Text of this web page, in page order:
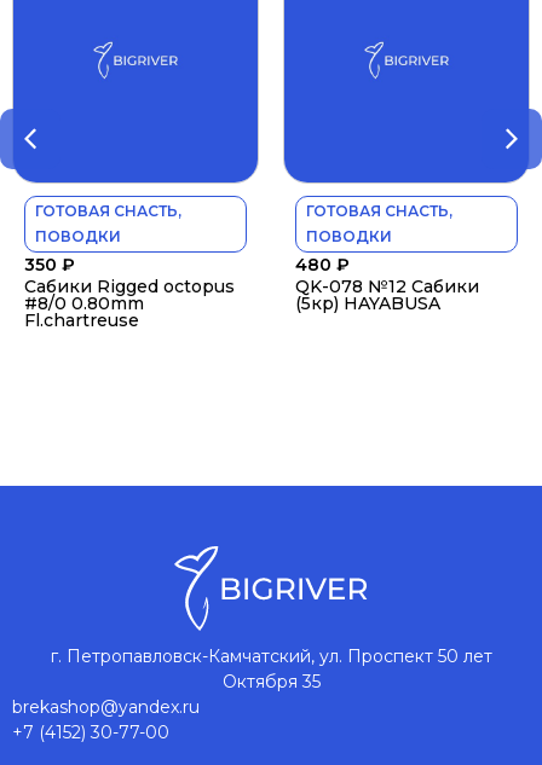
ГОТОВАЯ СНАСТЬ,
ПОВОДКИ
350 ₽
Сабики Rigged octopus
#8/0 0.80mm
Fl.chartreuse
ГОТОВАЯ СНАСТЬ,
ПОВОДКИ
480 ₽
QK-078 №12 Сабики
(5кр) HAYABUSA
г. Петропавловск-Камчатский, ул. Проспект 50 лет
Октября 35
brekashop@yandex.ru
+7 (4152) 30-77-00